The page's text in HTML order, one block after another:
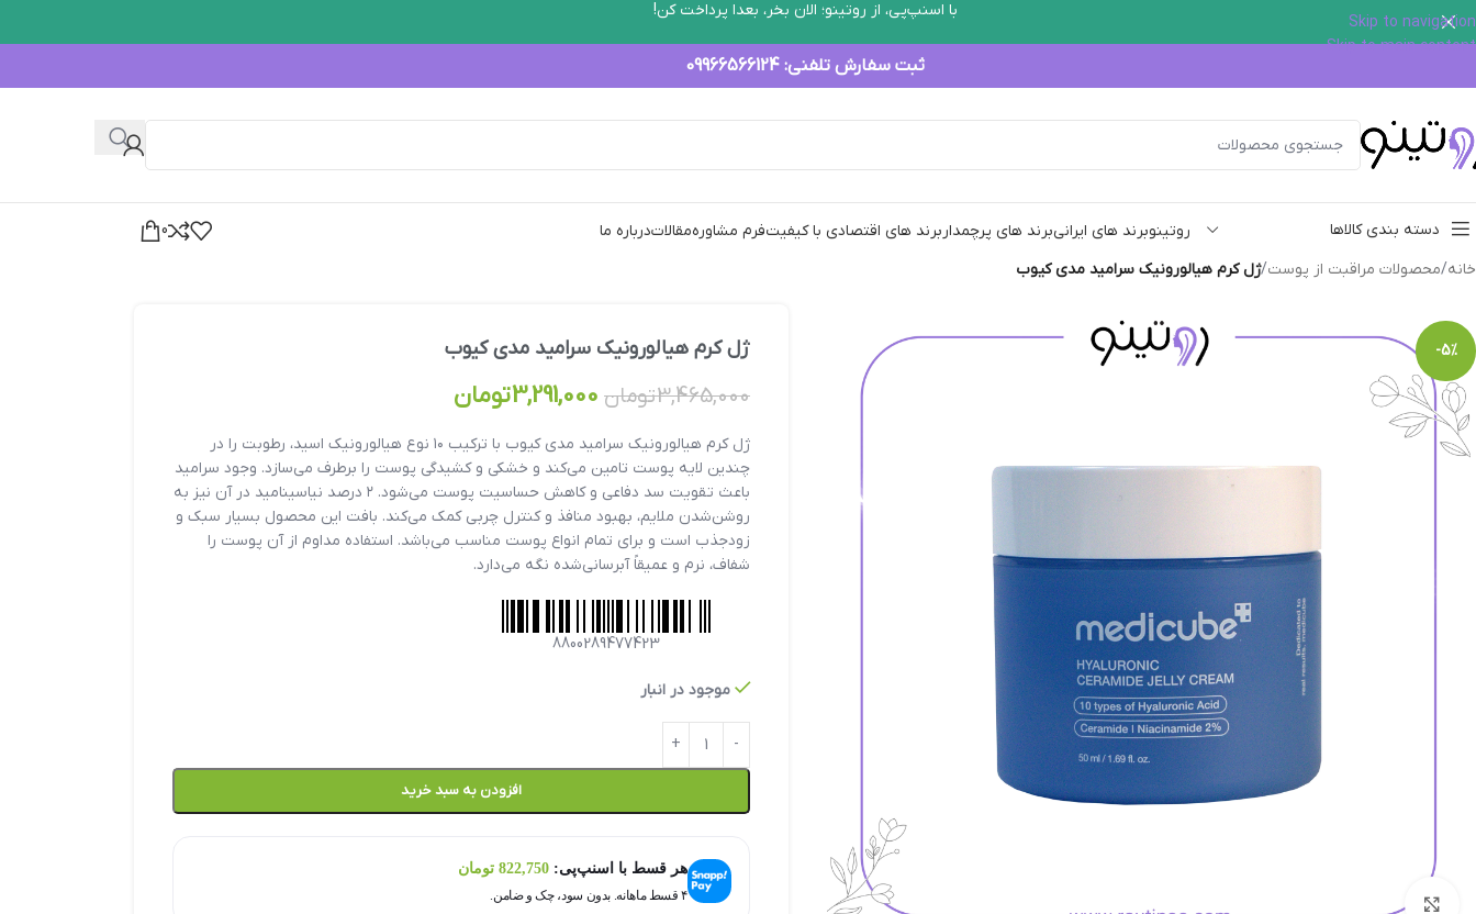
Skip to navigation
Skip to main content
با اسنپ‌پی، از روتینو؛ الان بخر، بعدا پرداخت کن!
ثبت سفارش تلفنی: 09966566124
دسته بندی کالاها روتینوبرند های ایرانیبرند های پرچمدار برند های اقتصادی با کیفیتفرم مشاورهمقالاتدرباره ما
0
خانه/محصولات مراقبت از پوست/ژل کرم هیالورونیک سرامید مدی کیوب
-5%
بزرگنمایی تصویر
ژل کرم هیالورونیک سرامید مدی کیوب
3,465,000تومان 3,291,000تومان
ژل کرم هیالورونیک سرامید مدی کیوب با ترکیب ۱۰ نوع هیالورونیک اسید، رطوبت را در
چندین لایه پوست تامین می‌کند و خشکی و کشیدگی پوست را برطرف می‌سازد. وجود سرامید
باعث تقویت سد دفاعی و کاهش حساسیت پوست می‌شود. ۲ درصد نیاسینامید در آن نیز به
روشن‌شدن ملایم، بهبود منافذ و کنترل چربی کمک می‌کند. بافت این محصول بسیار سبک و
زودجذب است و برای تمام انواع پوست مناسب می‌باشد. استفاده مداوم از آن پوست را
شفاف، نرم و عمیقاً آبرسانی‌شده نگه می‌دارد.
8800289477423
موجود در انبار
افزودن به سبد خرید
هر قسط با اسنپ‌پی: 822,750 تومان
۴ قسط ماهانه. بدون سود، چک و ضامن.